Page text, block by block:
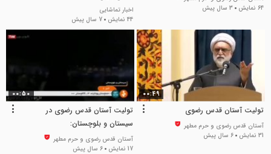
64 نمایش
3 سال پیش
اخبار تماشایی
44 نمایش
7 سال پیش
00:49
تولیت آستان قدس رضوی
آستان قدس رضوی و حرم مطهر
31 نمایش
6 سال پیش
00:50
تولیت آستان قدس رضوی در
سیستان و بلوچستان:
آستان قدس رضوی و حرم مطهر
17 نمایش
6 سال پیش